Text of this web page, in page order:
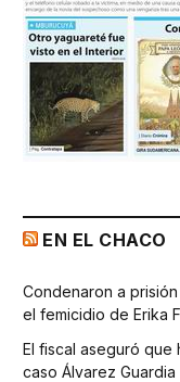
EN EL CHACO
Condenaron a
el femicidio de Erika
El fiscal aseguró que
caso Álvarez Guardia